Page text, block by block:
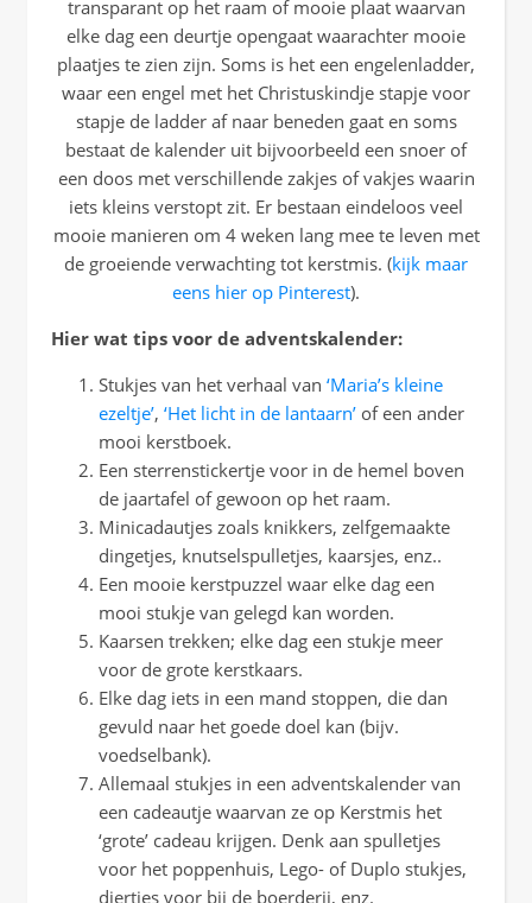
transparant op het raam of mooie plaat waarvan
elke dag een deurtje opengaat waarachter mooie
plaatjes te zien zijn. Soms is het een engelenladder,
waar een engel met het Christuskindje stapje voor
stapje de ladder af naar beneden gaat en soms
bestaat de kalender uit bijvoorbeeld een snoer of
een doos met verschillende zakjes of vakjes waarin
iets kleins verstopt zit. Er bestaan eindeloos veel
mooie manieren om 4 weken lang mee te leven met
de groeiende verwachting tot kerstmis. (kijk maar
eens hier op Pinterest).
Hier wat tips voor de adventskalender:
Stukjes van het verhaal van ‘Maria’s kleine
ezeltje’, ‘Het licht in de lantaarn’ of een ander
mooi kerstboek.
Een sterrenstickertje voor in de hemel boven
de jaartafel of gewoon op het raam.
Minicadautjes zoals knikkers, zelfgemaakte
dingetjes, knutselspulletjes, kaarsjes, enz..
Een mooie kerstpuzzel waar elke dag een
mooi stukje van gelegd kan worden.
Kaarsen trekken; elke dag een stukje meer
voor de grote kerstkaars.
Elke dag iets in een mand stoppen, die dan
gevuld naar het goede doel kan (bijv.
voedselbank).
Allemaal stukjes in een adventskalender van
een cadeautje waarvan ze op Kerstmis het
‘grote’ cadeau krijgen. Denk aan spulletjes
voor het poppenhuis, Lego- of Duplo stukjes,
diertjes voor bij de boerderij, enz.